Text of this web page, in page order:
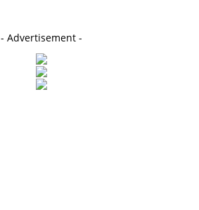
- Advertisement -